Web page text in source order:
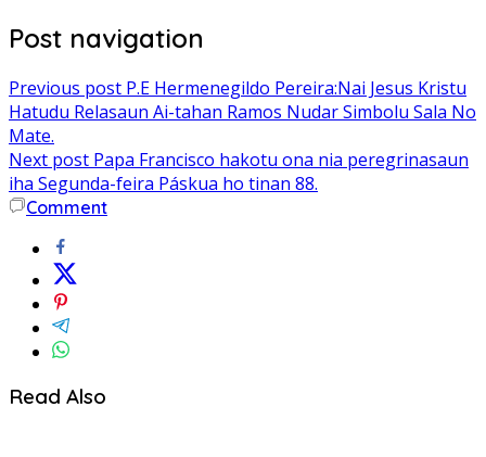
Post navigation
Previous post P.E Hermenegildo Pereira:Nai Jesus Kristu
Hatudu Relasaun Ai-tahan Ramos Nudar Simbolu Sala No
Mate.
Next post Papa Francisco hakotu ona nia peregrinasaun
iha Segunda-feira Páskua ho tinan 88.
Comment
Read Also